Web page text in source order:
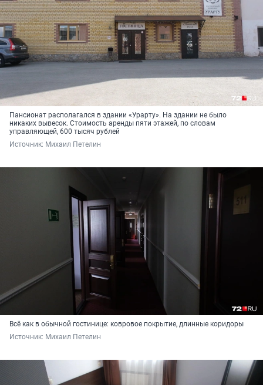
Пансионат располагался в здании «Урарту». На здании не было
никаких вывесок. Стоимость аренды пяти этажей, по словам
управляющей, 600 тысяч рублей
Источник: Михаил Петелин
Всё как в обычной гостинице: ковровое покрытие, длинные коридоры
Источник: Михаил Петелин